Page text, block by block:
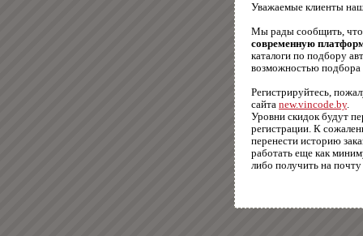
Уважаемые клиенты
Мы рады сообщить,
современную
каталоги по подбору
возможностью подбора
Регистрируйтесь,
сайта new.vincode.by.
Уровни скидок будут
регистрации. К
перенести историю
работать еще как
либо получить на